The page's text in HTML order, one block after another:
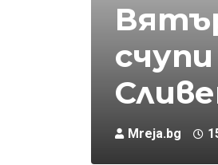
Mreja.bg